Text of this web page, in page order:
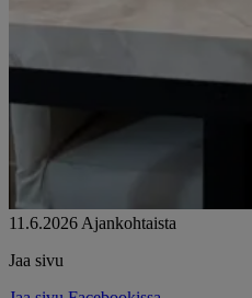
11.6.2026 Ajankohtaista
Jaa sivu